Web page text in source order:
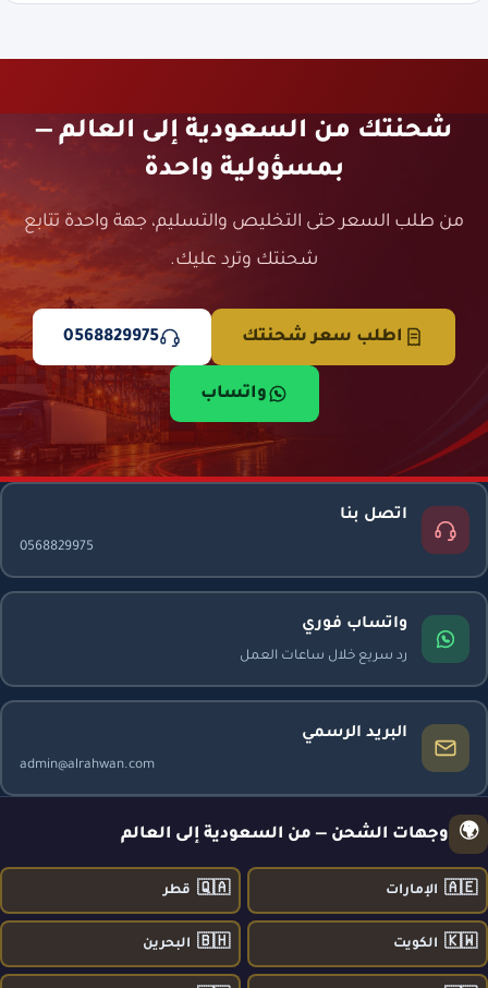
شحنتك من السعودية إلى العالم —
بمسؤولية واحدة
من طلب السعر حتى التخليص والتسليم، جهة واحدة تتابع
شحنتك وترد عليك.
اطلب سعر شحنتك 0568829975
واتساب
اتصل بنا
0568829975
واتساب فوري
رد سريع خلال ساعات العمل
البريد الرسمي
admin@alrahwan.com
🌍 وجهات الشحن — من السعودية إلى العالم
🇦🇪 الإمارات 🇶🇦 قطر
🇰🇼 الكويت 🇧🇭 البحرين